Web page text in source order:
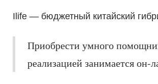
Ilife — бюджетный китайский
Приобрести умного
реализацией занимается